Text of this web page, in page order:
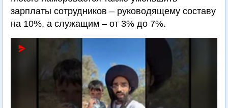
зарплаты сотрудников – руководящему составу
на 10%, а служащим – от 3% до 7%.